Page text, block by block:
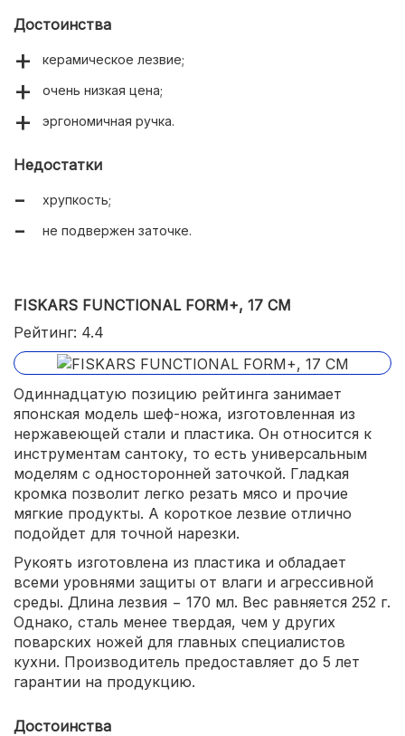
Достоинства
керамическое лезвие;
очень низкая цена;
эргономичная ручка.
Недостатки
хрупкость;
не подвержен заточке.
FISKARS FUNCTIONAL FORM+, 17 СМ
Рейтинг: 4.4
Одиннадцатую позицию рейтинга занимает
японская модель шеф-ножа, изготовленная из
нержавеющей стали и пластика. Он относится к
инструментам сантоку, то есть универсальным
моделям с односторонней заточкой. Гладкая
кромка позволит легко резать мясо и прочие
мягкие продукты. А короткое лезвие отлично
подойдет для точной нарезки.
Рукоять изготовлена из пластика и обладает
всеми уровнями защиты от влаги и агрессивной
среды. Длина лезвия − 170 мл. Вес равняется 252 г.
Однако, сталь менее твердая, чем у других
поварских ножей для главных специалистов
кухни. Производитель предоставляет до 5 лет
гарантии на продукцию.
Достоинства